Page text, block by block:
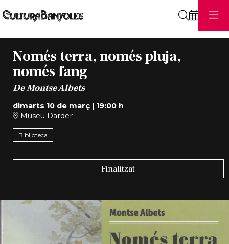
Només terra, només pluja,
només fang
De Montse Albets
dimarts 10 de març| 19:00 h
Museu Darder
Biblioteca
Finalitzat